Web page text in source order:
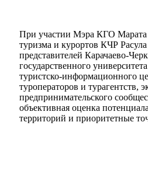
При участии Мэра КГО
туризма и курортов КЧР Расула
представителей Карачаево-
государственного
туристско-информационного
туроператоров и турагентств,
предпринимательского
объективная оценка
территорий и приоритетные